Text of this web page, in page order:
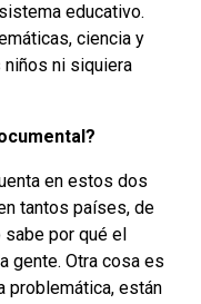
educativo.
ciencia y
ni siquiera
en estos dos
tantos países, de
sabe por qué el
gente. Otra cosa es
problemática, están